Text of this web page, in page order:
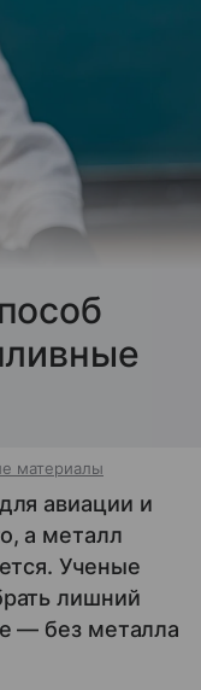
материалы
авиации и
а металл
Ученые
лишний
— без металла